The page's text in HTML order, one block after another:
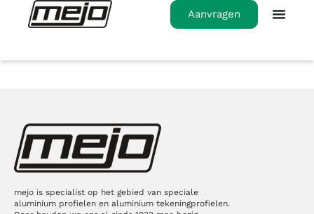
Aanvragen
mejo is specialist op het gebied van speciale
aluminium profielen en aluminium tekeningprofielen.